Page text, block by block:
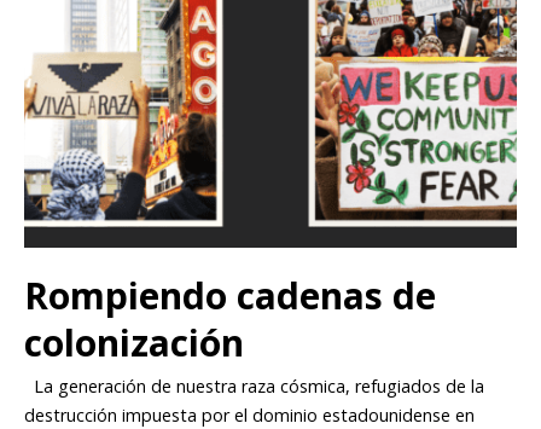
Rompiendo cadenas de
colonización
La generación de nuestra raza cósmica, refugiados de la
destrucción impuesta por el dominio estadounidense en